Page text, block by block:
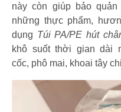
này còn giúp bảo
những thực phẩm,
dụng Túi PA/PE hút
khô suốt thời gian dài
cốc, phô mai, khoai tây